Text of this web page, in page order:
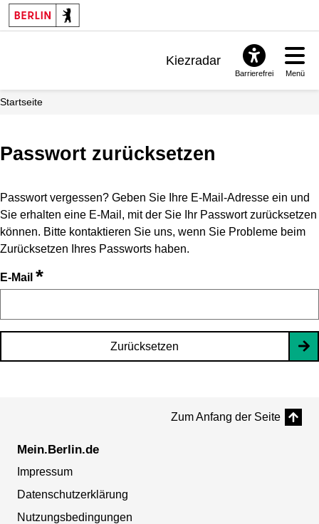
Kiezradar
Barrierefrei Menü
Startseite
Passwort zurücksetzen
Passwort vergessen? Geben Sie Ihre E-Mail-Adresse ein und
Sie erhalten eine E-Mail, mit der Sie Ihr Passwort zurücksetzen
können. Bitte kontaktieren Sie uns, wenn Sie Probleme beim
Zurücksetzen Ihres Passworts haben.
E-Mail *
Zurücksetzen
Zum Anfang der Seite
Mein.Berlin.de
Impressum
Datenschutzerklärung
Nutzungsbedingungen